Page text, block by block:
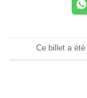
Ce billet a